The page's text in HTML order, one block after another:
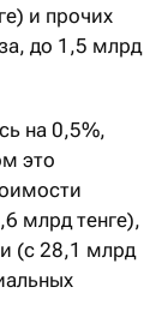
и прочих
до 1,5 млрд
на 0,5%,
это
млрд тенге),
(с 28,1 млрд